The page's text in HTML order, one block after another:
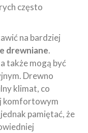
często
na bardziej
drewniane.
także mogą być
Drewno
klimat, co
komfortowym
pamiętać, że